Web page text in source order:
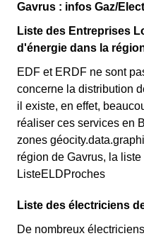
Gavrus : infos Gaz/
Liste des Entreprises
d'énergie dans la
EDF et ERDF ne sont
concerne la distribution
il existe, en effet,
réaliser ces services en
zones
région de Gavrus, la
ListeELDProches
Liste des électriciens
De nombreux